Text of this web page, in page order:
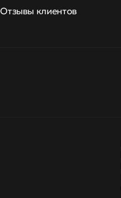
Отзывы клиентов